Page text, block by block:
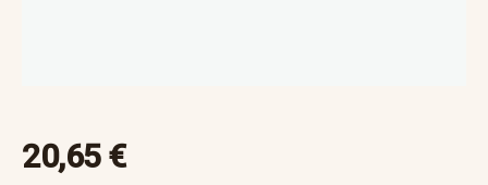
20,65 €